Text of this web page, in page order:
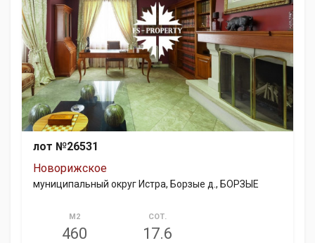
лот №26531
Новорижское
муниципальный округ Истра, Борзые д., БОРЗЫЕ
М2
460
СОТ.
17.6